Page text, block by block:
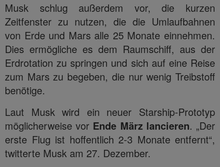
Musk schlug außerdem vor, die kurzen
Zeitfenster zu nutzen, die die Umlaufbahnen
von Erde und Mars alle 25 Monate einnehmen.
Dies ermögliche es dem Raumschiff, aus der
Erdrotation zu springen und sich auf eine Reise
zum Mars zu begeben, die nur wenig Treibstoff
benötige.
Laut Musk wird ein neuer Starship-Prototyp
möglicherweise vor Ende März lancieren. „Der
erste Flug ist hoffentlich 2-3 Monate entfernt“,
twitterte Musk am 27. Dezember.